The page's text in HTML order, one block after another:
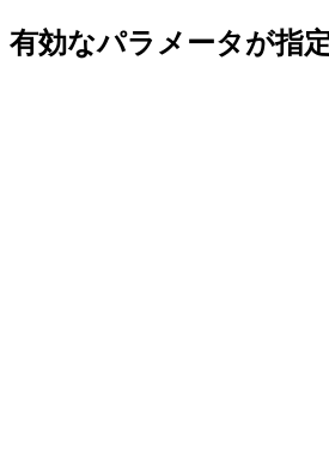
有効なパラメータが指